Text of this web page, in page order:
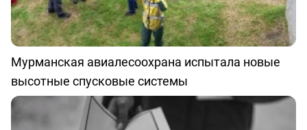
Мурманская авиалесоохрана испытала новые
высотные спусковые системы